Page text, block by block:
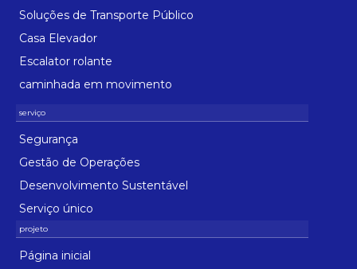
Soluções de Transporte Público
Casa Elevador
Escalator rolante
caminhada em movimento
Segurança
Gestão de Operações
Desenvolvimento Sustentável
Serviço único
Página inicial